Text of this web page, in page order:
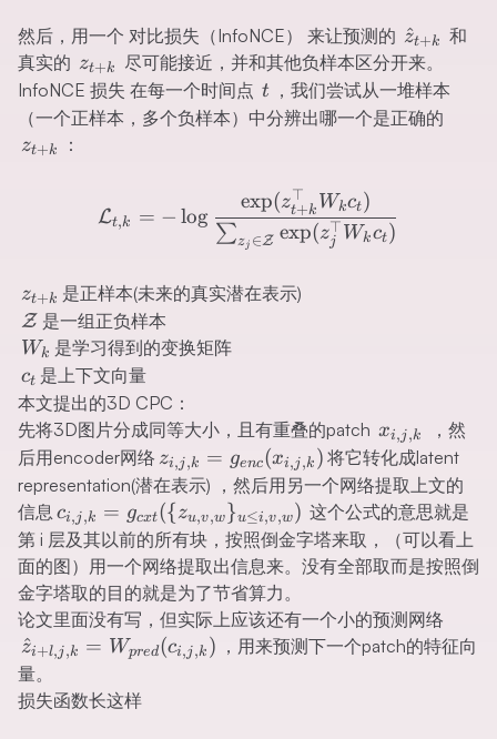
然后，用一个 对比损失（InfoNCE） 来让预测的 z
^t+k
和
真实的 z_{t+k}
zt+k
尽可能接近，并和其他负样本区分开来。
InfoNCE 损失 在每一个时间点 tt
，我们尝试从一堆样本
（一个正样本，多个负样本）中分辨出哪一个是正确的
zt+k ：
\mathcal{L}_{t,k}=-
Lt,k = − log
∑zj ∈Z exp(zj
⊤ Wkct)
exp(zt+k
⊤ Wkct)
z_{t+
k}
zt+k 是正样本(未来的真实潜在表示)
{\mathcal{Z}}
Z 是一组正负样本
W_k
Wk 是学习得到的变换矩阵
c_t
ct 是上下文向量
本文提出的3D CPC：
先将3D图片分成同等大小，且有重叠的patch x_{i,j,k}
xi,j ,k
，然
后用encoder网络 z_{i,j,k}=g_{enc}
(x_{i,j,k})
zi,j ,k = genc(xi,j ,k ) 将它转化成latent
representation(潜在表示) ，然后用另一个网络提取上文的
信息 c_{i,j,k}=g_{cxt}(\
{z_{u,v,w}\}_{u\leq
i,v,w})
ci,j ,k = gcxt({zu,v,w}u≤i,v,w) 这个公式的意思就是
第 i 层及其以前的所有块，按照倒金字塔来取，（可以看上
面的图）用一个网络提取出信息来。没有全部取而是按照倒
金字塔取的目的就是为了节省算力。
论文里面没有写，但实际上应该还有一个小的预测网络
z
^i+l,j ,k = Wpred(ci,j ,k ) ，用来预测下一个patch的特征向
量。
损失函数长这样